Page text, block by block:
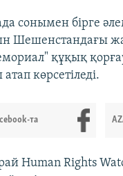
сонымен бірге
Шешенстандағы
құқық
көрсетіледі.
та
Human Rights